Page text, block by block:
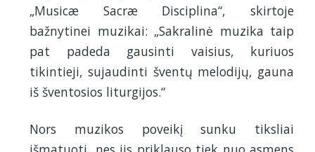
„Musicæ Sacræ Disciplina“, skirtoje
bažnytinei muzikai: „Sakralinė muzika taip
pat padeda gausinti vaisius, kuriuos
tikintieji, sujaudinti šventų melodijų, gauna
iš šventosios liturgijos.“
Nors muzikos poveikį sunku tiksliai